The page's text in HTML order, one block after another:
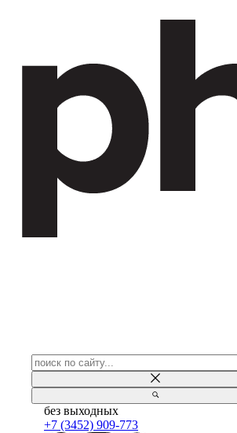
без выходных
+7 (3452) 909-773